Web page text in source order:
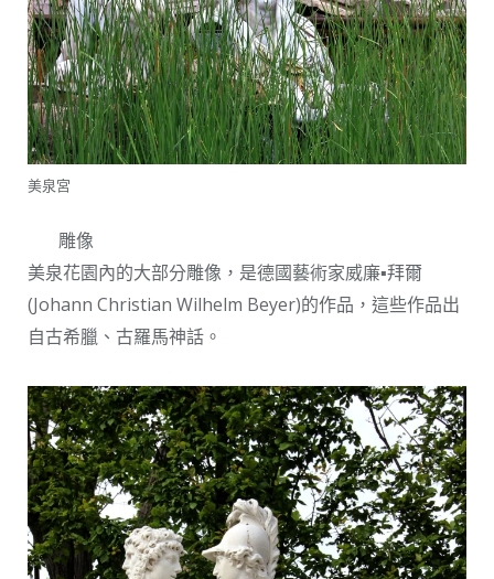
美泉宮
雕像
美泉花園內的大部分雕像，是德國藝術家威廉▪拜爾
(Johann Christian Wilhelm Beyer)的作品，這些作品出
自古希臘、古羅馬神話。